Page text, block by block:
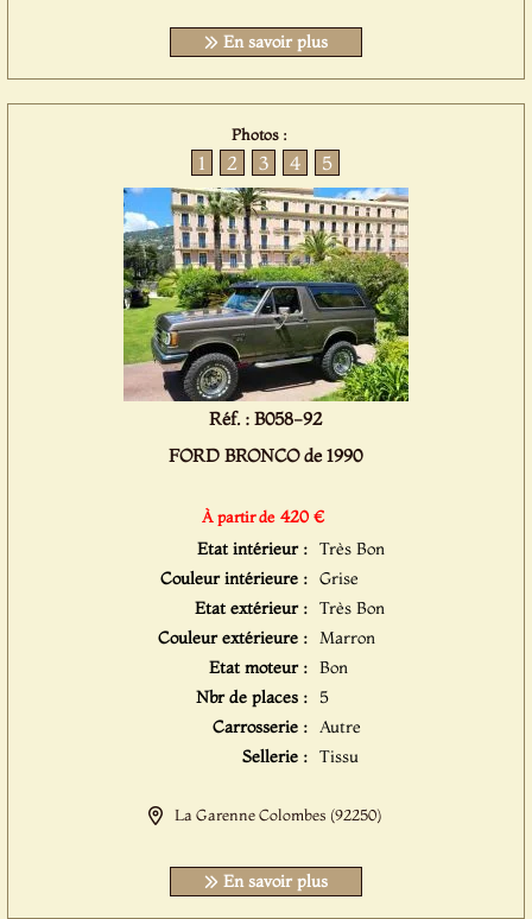
En savoir plus
Photos :
1 2 3 4 5
Réf. : B058-92
FORD BRONCO de 1990
À partir de 420 €
Etat intérieur : Très Bon
Couleur intérieure : Grise
Etat extérieur : Très Bon
Couleur extérieure : Marron
Etat moteur : Bon
Nbr de places : 5
Carrosserie : Autre
Sellerie : Tissu
La Garenne Colombes (92250)
En savoir plus